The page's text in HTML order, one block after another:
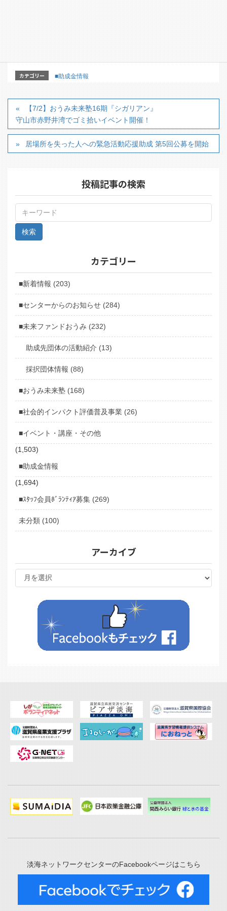
【詳細はこちらのホームページからどうぞ】
https://www.philanthropy.or.jp/bridgestone/2022/
カテゴリー ■助成金情報
【7/2】おうみ未来塾16期『シガリアン』
守山市赤野井湾でゴミ拾いイベント開催！
居場所を失った人への緊急活動応援助成 第5回公募を開始
投稿記事の検索
カテゴリー
■新着情報 (203)
■センターからのお知らせ (284)
■未来ファンドおうみ (232)
助成先団体の活動紹介 (13)
採択団体情報 (88)
■おうみ未来塾 (168)
■社会的インパクト評価普及事業 (26)
■イベント・講座・その他
(1,503)
■助成金情報
(1,694)
■ｽﾀｯﾌ会員ﾎﾞﾗﾝﾃｨｱ募集 (269)
未分類 (100)
アーカイブ
淡海ネットワークセンターのFacebookページはこちら